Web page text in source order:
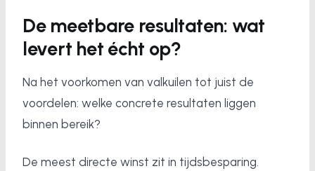
De meetbare resultaten: wat
levert het écht op?
Na het voorkomen van valkuilen tot juist de
voordelen: welke concrete resultaten liggen
binnen bereik?
De meest directe winst zit in tijdsbesparing.